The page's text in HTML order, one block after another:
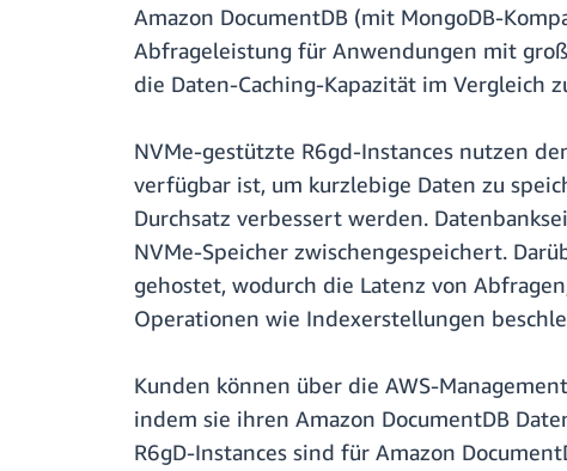
Amazon DocumentDB (mit MongoDB-
Abfrageleistung für Anwendungen mit
die Daten-Caching-Kapazität im Vergleich
NVMe-gestützte R6gd-Instances nutzen
verfügbar ist, um kurzlebige Daten zu
Durchsatz verbessert werden.
NVMe-Speicher zwischengespeichert.
gehostet, wodurch die Latenz von
Operationen wie Indexerstellungen
Kunden können über die AWS-
indem sie ihren Amazon DocumentDB
R6gD-Instances sind für Amazon